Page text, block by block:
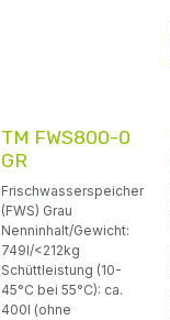
TM FWS800-0
GR
Frischwasserspeicher
(FWS) Grau
Nenninhalt/Gewicht:
749l/<212kg
Schüttleistung (10-
45°C bei 55°C): ca.
400l (ohne